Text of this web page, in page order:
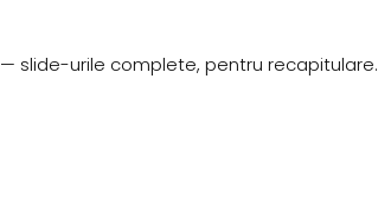
— slide-urile complete, pentru recapitulare.